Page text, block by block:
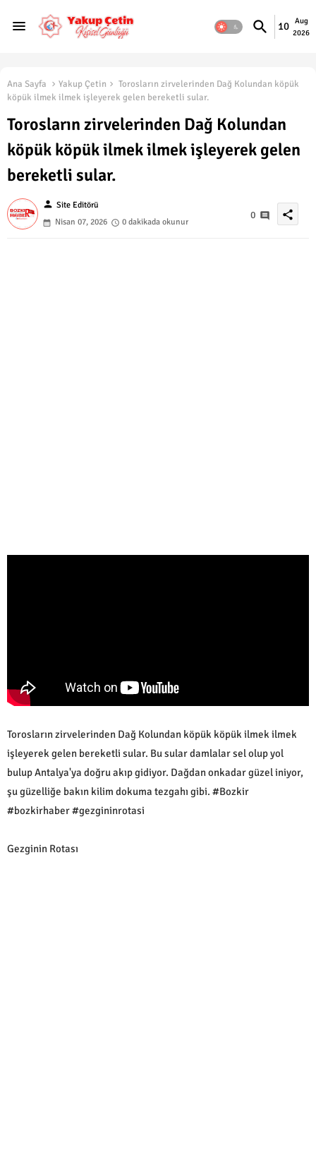
10
Aug
2026
Ana Sayfa Yakup Çetin
Torosların zirvelerinden Dağ Kolundan köpük
köpük ilmek ilmek işleyerek gelen bereketli sular.
Torosların zirvelerinden Dağ Kolundan
köpük köpük ilmek ilmek işleyerek gelen
bereketli sular.
person Site Editörü
Nisan 07, 2026
0 dakikada okunur
0 share
Torosların zirvelerinden Dağ Kolundan köpük köpük ilmek ilmek
işleyerek gelen bereketli sular. Bu sular damlalar sel olup yol
bulup Antalya'ya doğru akıp gidiyor. Dağdan onkadar güzel iniyor,
şu güzelliğe bakın kilim dokuma tezgahı gibi. #Bozkir
#bozkirhaber #gezgininrotasi
Gezginin Rotası